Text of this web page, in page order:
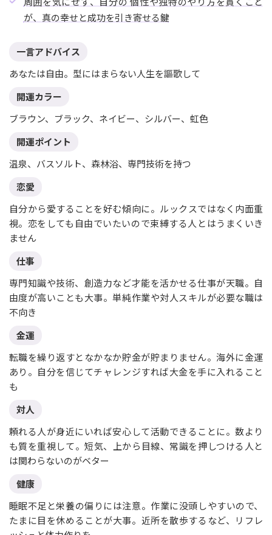
が、真の幸せと成功を引き寄せる鍵
一言アドバイス
あなたは自由。型にはまらない人生を謳歌して
開運カラー
ブラウン、ブラック、ネイビー、シルバー、虹色
開運ポイント
温泉、バスソルト、森林浴、専門技術を持つ
恋愛
自分から愛することを好む傾向に。ルックスではなく内面重
視。恋をしても自由でいたいので束縛する人とはうまくいき
ません
仕事
専門知識や技術、創造力など才能を活かせる仕事が天職。自
由度が高いことも大事。単純作業や対人スキルが必要な職は
不向き
金運
転職を繰り返すとなかなか貯金が貯まりません。海外に金運
あり。自分を信じてチャレンジすれば大金を手に入れること
も
対人
頼れる人が身近にいれば安心して活動できることに。数より
も質を重視して。短気、上から目線、常識を押しつける人と
は関わらないのがベター
健康
睡眠不足と栄養の偏りには注意。作業に没頭しやすいので、
たまに目を休めることが大事。近所を散歩するなど、リフレ